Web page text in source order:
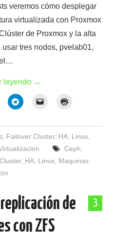
veremos cómo desplegar
virtualizada con Proxmox
de Proxmox y la alta
tres nodos, pvelab01,
el…
leyendo →
, Failover Cluster, HA, Linux,
Ceph
, HA Linux Maquinas
3
de
con ZFS